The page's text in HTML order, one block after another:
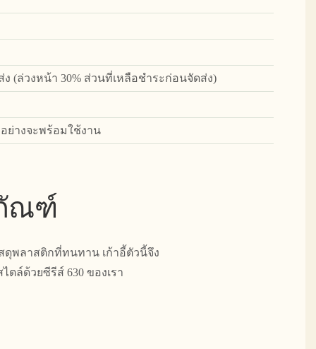
(ล่วงหน้า 30% ส่วนที่เหลือชำระก่อนจัดส่ง)
ย่างจะพร้อมใช้งาน
ณฑ์
ดุพลาสติกที่ทนทาน เก้าอี้ตัวนี้จึง
ล์ด้วยซีรีส์ 630 ของเรา